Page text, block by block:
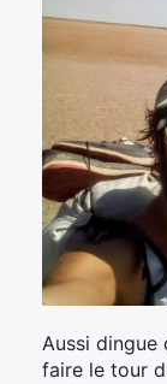
Aussi dingue
faire le tour